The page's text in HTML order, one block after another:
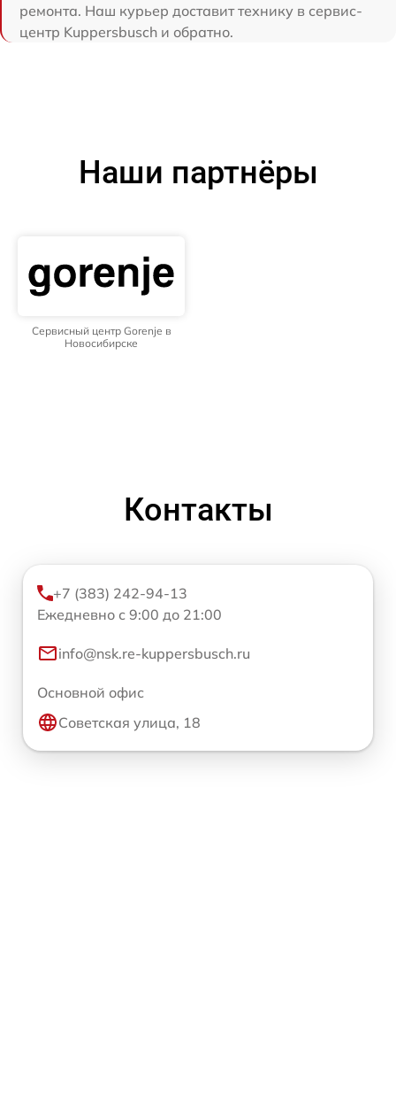
ремонта. Наш курьер доставит технику в сервис-
центр Kuppersbusch и обратно.
Наши партнёры
Сервисный центр Gorenje в
Новосибирске
Контакты
+7 (383) 242-94-13
Ежедневно с 9:00 до 21:00
info@nsk.re-kuppersbusch.ru
Основной офис
Советская улица, 18